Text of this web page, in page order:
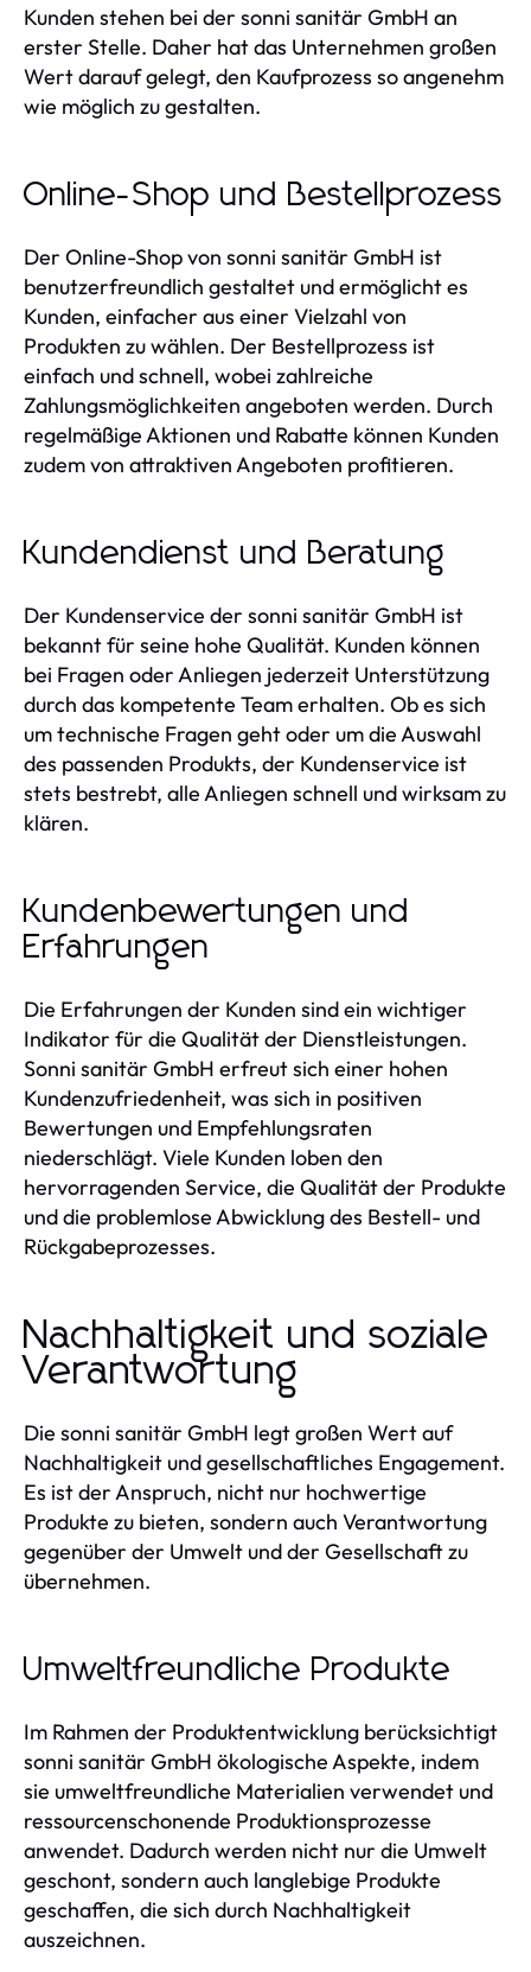
Kunden stehen bei der sonni sanitär GmbH an
erster Stelle. Daher hat das Unternehmen großen
Wert darauf gelegt, den Kaufprozess so angenehm
wie möglich zu gestalten.
Online-Shop und Bestellprozess
Der Online-Shop von sonni sanitär GmbH ist
benutzerfreundlich gestaltet und ermöglicht es
Kunden, einfacher aus einer Vielzahl von
Produkten zu wählen. Der Bestellprozess ist
einfach und schnell, wobei zahlreiche
Zahlungsmöglichkeiten angeboten werden. Durch
regelmäßige Aktionen und Rabatte können Kunden
zudem von attraktiven Angeboten profitieren.
Kundendienst und Beratung
Der Kundenservice der sonni sanitär GmbH ist
bekannt für seine hohe Qualität. Kunden können
bei Fragen oder Anliegen jederzeit Unterstützung
durch das kompetente Team erhalten. Ob es sich
um technische Fragen geht oder um die Auswahl
des passenden Produkts, der Kundenservice ist
stets bestrebt, alle Anliegen schnell und wirksam zu
klären.
Kundenbewertungen und
Erfahrungen
Die Erfahrungen der Kunden sind ein wichtiger
Indikator für die Qualität der Dienstleistungen.
Sonni sanitär GmbH erfreut sich einer hohen
Kundenzufriedenheit, was sich in positiven
Bewertungen und Empfehlungsraten
niederschlägt. Viele Kunden loben den
hervorragenden Service, die Qualität der Produkte
und die problemlose Abwicklung des Bestell- und
Rückgabeprozesses.
Nachhaltigkeit und soziale
Verantwortung
Die sonni sanitär GmbH legt großen Wert auf
Nachhaltigkeit und gesellschaftliches Engagement.
Es ist der Anspruch, nicht nur hochwertige
Produkte zu bieten, sondern auch Verantwortung
gegenüber der Umwelt und der Gesellschaft zu
übernehmen.
Umweltfreundliche Produkte
Im Rahmen der Produktentwicklung berücksichtigt
sonni sanitär GmbH ökologische Aspekte, indem
sie umweltfreundliche Materialien verwendet und
ressourcenschonende Produktionsprozesse
anwendet. Dadurch werden nicht nur die Umwelt
geschont, sondern auch langlebige Produkte
geschaffen, die sich durch Nachhaltigkeit
auszeichnen.